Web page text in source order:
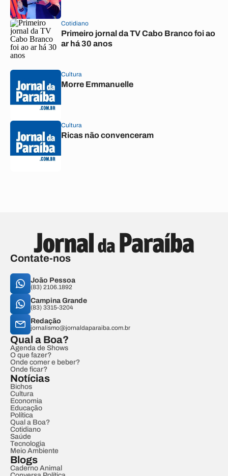
Cotidiano
Primeiro jornal da TV Cabo Branco foi ao
ar há 30 anos
Cultura
Morre Emmanuelle
Cultura
Ricas não convenceram
Contate-nos
João Pessoa
(83) 2106.1892
Campina Grande
(83) 3315-3204
Redação
jornalismo@jornaldaparaiba.com.br
Qual a Boa?
Agenda de Shows
O que fazer?
Onde comer e beber?
Onde ficar?
Notícias
Bichos
Cultura
Economia
Educação
Política
Qual a Boa?
Cotidiano
Saúde
Tecnologia
Meio Ambiente
Blogs
Caderno Animal